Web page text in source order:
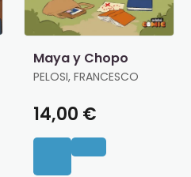
Maya y Chopo
PELOSI, FRANCESCO
14,00 €